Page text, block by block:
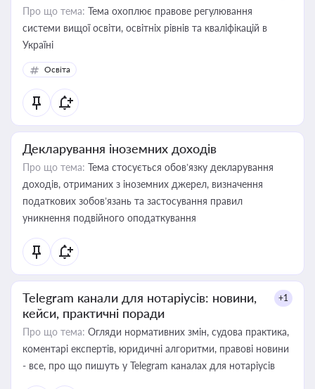
Про що тема: Тема охоплює правове регулювання
системи вищої освіти, освітніх рівнів та кваліфікацій в
Україні
Освіта
Декларування іноземних доходів
Про що тема: Тема стосується обов’язку декларування
доходів, отриманих з іноземних джерел, визначення
податкових зобов’язань та застосування правил
уникнення подвійного оподаткування
Telegram канали для нотаріусів: новини,
кейси, практичні поради
+1
Про що тема: Огляди нормативних змін, судова практика,
коментарі експертів, юридичні алгоритми, правові новини
- все, про що пишуть у Telegram каналах для нотаріусів